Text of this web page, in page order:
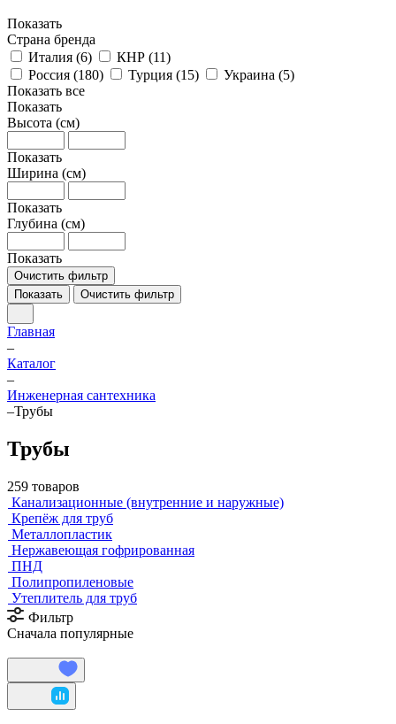
Показать
Страна бренда
Италия (6) КНР (11)
Россия (180) Турция (15) Украина (5)
Показать все
Показать
Высота (см)
Показать
Ширина (см)
Показать
Глубина (см)
Показать
Очистить фильтр
Показать
Очистить фильтр
Главная
–
Каталог
–
Инженерная сантехника
–Трубы
Трубы
259 товаров
Канализационные (внутренние и наружные)
Крепёж для труб
Металлопластик
Нержавеющая гофрированная
ПНД
Полипропиленовые
Утеплитель для труб
Фильтр
Сначала популярные